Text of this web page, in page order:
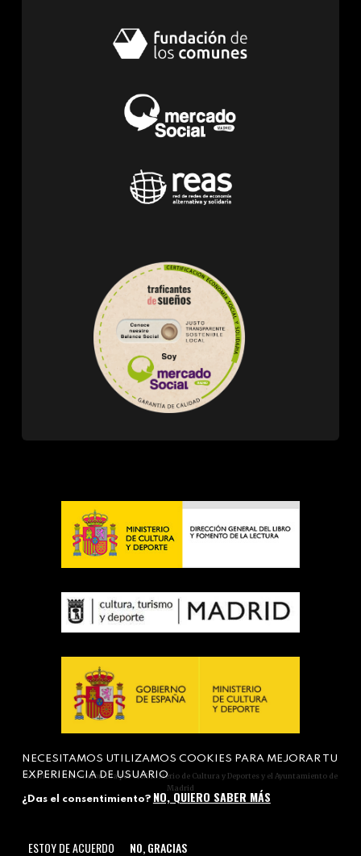
Actividad subvencionada por el Ministerio de Cultura y Deportes y el Ayuntamiento de
Madrid
NECESITAMOS UTILIZAMOS COOKIES PARA MEJORAR TU
EXPERIENCIA DE USUARIO
¿Das el consentimiento? NO, QUIERO SABER MÁS
ESTOY DE ACUERDO NO, GRACIAS